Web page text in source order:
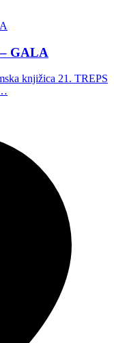
GALA
knjižica 21. TREPS